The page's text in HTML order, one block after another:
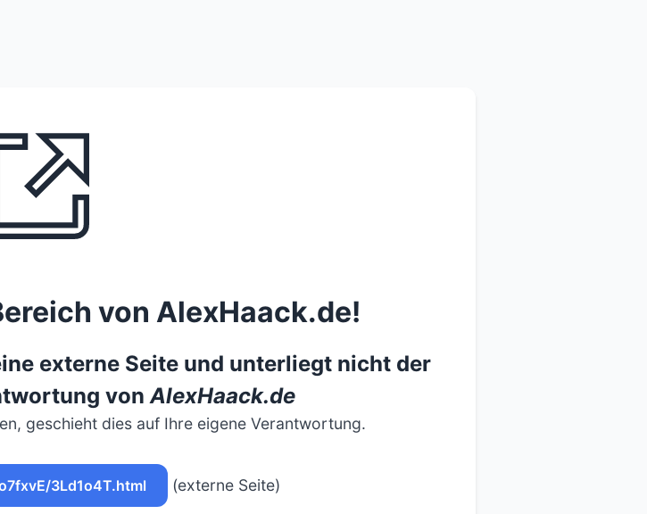
von AlexHaack.de!
externe Seite und unterliegt nicht der
vonAlexHaack.de
geschieht dies auf Ihre eigene Verantwortung.
3Ld1o4T.html (externe Seite)